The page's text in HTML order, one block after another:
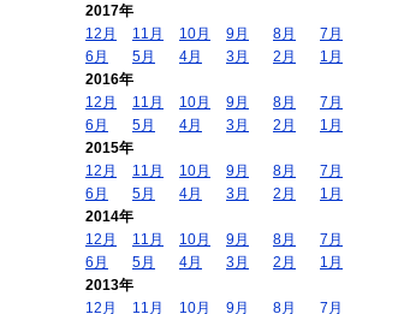
2017年
12月
11月 10月 9月 8月
7月
6月
5月 4月 3月 2月
1月
2016年
12月
11月 10月 9月 8月
7月
6月
5月 4月 3月 2月
1月
2015年
12月
11月 10月 9月 8月
7月
6月
5月 4月 3月 2月
1月
2014年
12月
11月 10月 9月 8月
7月
6月
5月 4月 3月 2月
1月
2013年
12月
11月 10月 9月 8月 7月